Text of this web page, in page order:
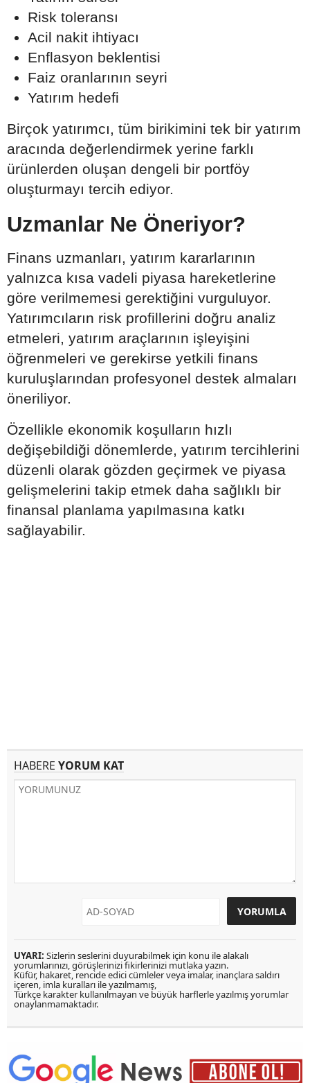
Risk toleransı
Acil nakit ihtiyacı
Enflasyon beklentisi
Faiz oranlarının seyri
Yatırım hedefi
Birçok yatırımcı, tüm birikimini tek bir yatırım
aracında değerlendirmek yerine farklı
ürünlerden oluşan dengeli bir portföy
oluşturmayı tercih ediyor.
Uzmanlar Ne Öneriyor?
Finans uzmanları, yatırım kararlarının
yalnızca kısa vadeli piyasa hareketlerine
göre verilmemesi gerektiğini vurguluyor.
Yatırımcıların risk profillerini doğru analiz
etmeleri, yatırım araçlarının işleyişini
öğrenmeleri ve gerekirse yetkili finans
kuruluşlarından profesyonel destek almaları
öneriliyor.
Özellikle ekonomik koşulların hızlı
değişebildiği dönemlerde, yatırım tercihlerini
düzenli olarak gözden geçirmek ve piyasa
gelişmelerini takip etmek daha sağlıklı bir
finansal planlama yapılmasına katkı
sağlayabilir.
HABERE YORUM KAT
UYARI: Sizlerin seslerini duyurabilmek için konu ile alakalı
yorumlarınızı, görüşlerinizi fikirlerinizi mutlaka yazın.
Küfür, hakaret, rencide edici cümleler veya imalar, inançlara saldırı
içeren, imla kuralları ile yazılmamış,
Türkçe karakter kullanılmayan ve büyük harflerle yazılmış yorumlar
onaylanmamaktadır.